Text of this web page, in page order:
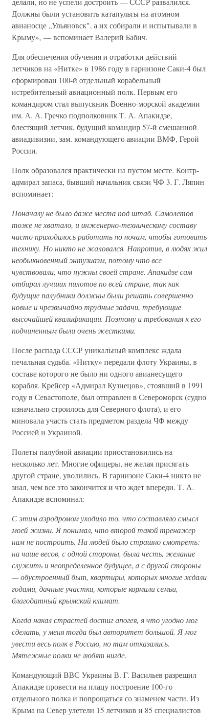
Должны были установить катапульты на атомном
авианосце „Ульяновск", а их собирали и испытывали в
Крыму», — вспоминает Валерий Бабич.
Для обеспечения обучения и отработки действий
летчиков на «Нитке» в 1986 году в гарнизоне Саки-4 был
сформирован 100-й отдельный корабельный
истребительный авиационный полк. Первым его
командиром стал выпускник Военно-морской академии
им. А. А. Гречко подполковник Т. А. Апакидзе,
блестящий летчик, будущий командир 57-й смешанной
авиадивизии, зам. командующего авиации ВМФ, Герой
России.
Полк образовался практически на пустом месте. Контр-
адмирал запаса, бывший начальник связи ЧФ 3. Г. Ляпин
вспоминает:
Поначалу не было даже места под штаб. Самолетов
тоже не хватало, и инженерно-техническому составу
часто приходилось работать по ночам, чтобы готовить
технику. Но никто не жаловался. Напротив, в людях жил
необыкновенный энтузиазм, потому что все
чувствовали, что нужны своей стране. Апакидзе сам
отбирал лучших пилотов по всей стране, так как
будущие палубники должны были решать совершенно
новые и чрезвычайно трудные задачи, требующие
высочайшей квалификации. Поэтому и требования к его
подчиненным были очень жесткими.
После распада СССР уникальный комплекс ждала
печальная судьба. «Нитку» передали флоту Украины, в
составе которого не было ни одного авианесущего
корабля. Крейсер «Адмирал Кузнецов», стоявший в 1991
году в Севастополе, был отправлен в Североморск (судно
изначально строилось для Северного флота), и его
миновала участь стать предметом раздела ЧФ между
Россией и Украиной.
Полеты палубной авиации приостановились на
несколько лет. Многие офицеры, не желая присягать
другой стране, уволились. В гарнизоне Саки-4 никто не
знал, чем все это закончится и что ждет впереди. Т. А.
Апакидзе вспоминал:
С этим аэродромом уходило то, что составляло смысл
моей жизни. Я понимал, что второй такой тренажер
нам не построить. На людей было страшно смотреть:
на чаше весов, с одной стороны, была честь, желание
служить и неопределенное будущее, а с другой стороны
— обустроенный быт, квартиры, которых многие ждали
годами, дачные участки, которые кормили семьи,
благодатный крымский климат.
Когда накал страстей достиг апогея, я что угодно мог
сделать, у меня тогда был авторитет большой. Я мог
увести весь полк в Россию, но там отказались.
Мятежные полки не любят нигде.
Командующий ВВС Украины В. Г. Васильев разрешил
Апакидзе провести на плацу построение 100-го
отдельного полка и попрощаться со знаменем части. Из
Крыма на Север улетели 15 летчиков и 85 специалистов